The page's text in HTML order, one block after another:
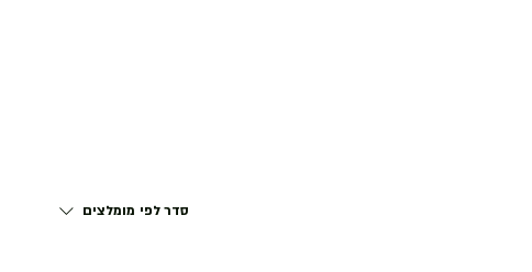
סדר לפי מומלצים